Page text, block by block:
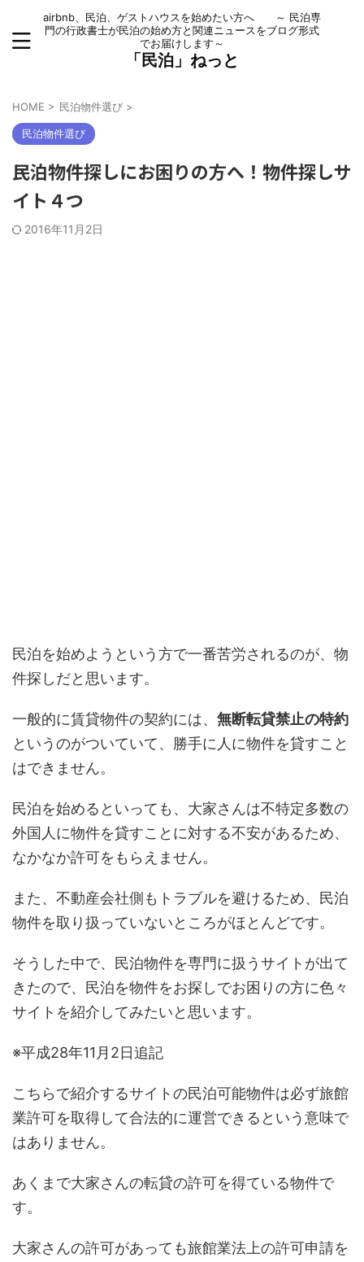
airbnb、民泊、ゲストハウスを始めたい方へ ～ 民泊専
門の行政書士が民泊の始め方と関連ニュースをブログ形式
でお届けします～
「民泊」ねっと
HOME > 民泊物件選び >
民泊物件選び
民泊物件探しにお困りの方へ！物件探しサ
イト４つ
2016年11月2日
民泊を始めようという方で一番苦労されるのが、物
件探しだと思います。
一般的に賃貸物件の契約には、 無断転貸禁止の特約
というのがついていて、勝手に人に物件を貸すこと
はできません。
民泊を始めるといっても、大家さんは不特定多数の
外国人に物件を貸すことに対する不安があるため、
なかなか許可をもらえません。
また、不動産会社側もトラブルを避けるため、民泊
物件を取り扱っていないところがほとんどです。
そうした中で、民泊物件を専門に扱うサイトが出て
きたので、民泊を物件をお探しでお困りの方に色々
サイトを紹介してみたいと思います。
※平成28年11月2日追記
こちらで紹介するサイトの民泊可能物件は必ず旅館
業許可を取得して合法的に運営できるという意味で
はありません。
あくまで大家さんの転貸の許可を得ている物件で
す。
大家さんの許可があっても旅館業法上の許可申請を